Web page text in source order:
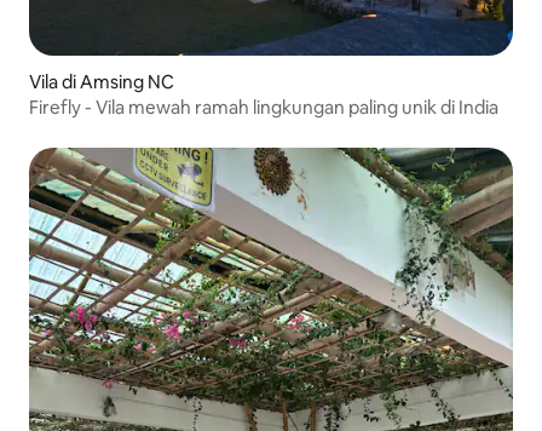
Vila di Amsing NC
Firefly - Vila mewah ramah lingkungan paling unik di India